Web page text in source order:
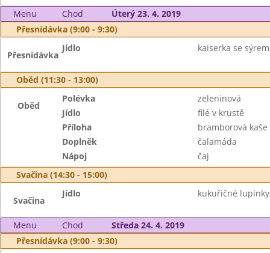
Menu Chod
Úterý 23. 4. 2019
Přesnídávka (9:00 - 9:30)
Přesnídávka
Jídlo kaiserka se
Oběd (11:30 - 13:00)
Oběd
Polévka
zeleninová
Jídlo
filé v krustě
Příloha
bramborová kaše
Doplněk
čalamáda
Nápoj
čaj
Svačina (14:30 - 15:00)
Svačina
Jídlo kukuřičné
Menu Chod
Středa 24. 4. 2019
Přesnídávka (9:00 - 9:30)